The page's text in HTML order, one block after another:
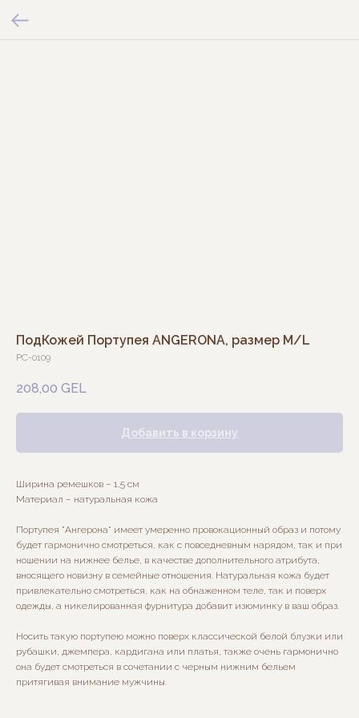
ПодКожей Портупея ANGERONA, размер M/L
PC-0109
208,00 GEL
Добавить в корзину
Ширина ремешков – 1,5 см
Материал – натуральная кожа
Портупея "Ангерона" имеет умеренно провокационный образ и потому
будет гармонично смотреться, как с повседневным нарядом, так и при
ношении на нижнее белье, в качестве дополнительного атрибута,
вносящего новизну в семейные отношения. Натуральная кожа будет
привлекательно смотреться, как на обнаженном теле, так и поверх
одежды, а никелированная фурнитура добавит изюминку в ваш образ.
Носить такую портупею можно поверх классической белой блузки или
рубашки, джемпера, кардигана или платья, также очень гармонично
она будет смотреться в сочетании с черным нижним бельем
притягивая внимание мужчины.